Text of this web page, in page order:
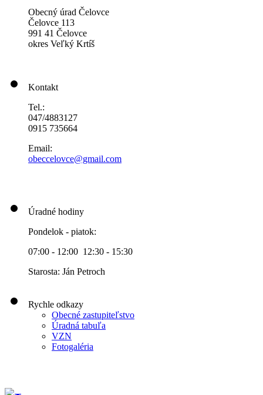
Obecný úrad Čelovce
Čelovce 113
991 41 Čelovce
okres Veľký Krtíš
Kontakt
Tel.:
047/4883127
0915 735664
Email:
obeccelovce@gmail.com
Úradné hodiny
Pondelok - piatok:
07:00 - 12:00 12:30 - 15:30
Starosta: Ján Petroch
Rychle odkazy
Obecné zastupiteľstvo
Úradná tabuľa
VZN
Fotogaléria